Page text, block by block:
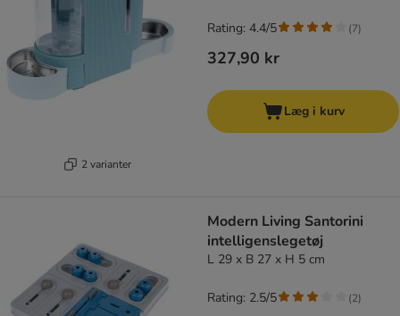
2 varianter
327,90 kr
Rating: 4.4/5 (7)
Læg i kurv
Modern Living Santorini
intelligenslegetøj
L 29 x B 27 x H 5 cm
Rating: 2.5/5 (2)